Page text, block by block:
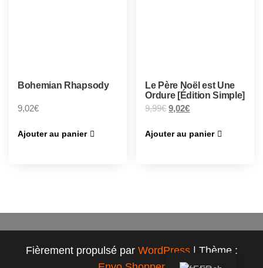
Bohemian Rhapsody
9,02€
Ajouter au panier
Le Père Noël est Une
Ordure [Édition Simple]
9,99€ 9,02€
Ajouter au panier
Fièrement propulsé par WordPress | Thème :